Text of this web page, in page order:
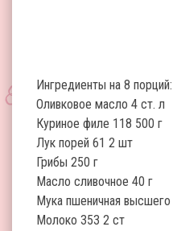
Ингредиенты на 8 порций:
Оливковое масло 4 ст. л
Куриное филе 118 500 г
Лук порей 61 2 шт
Грибы 250 г
Масло сливочное 40 г
Мука пшеничная
Молоко 353 2 ст